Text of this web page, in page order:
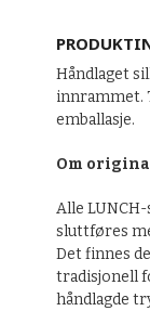
Håndlaget
innrammet.
emballasje.
Om
Alle
sluttføres
Det finnes
tradisjonell
håndlagde